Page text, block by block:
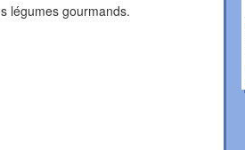
légumes gourmands.